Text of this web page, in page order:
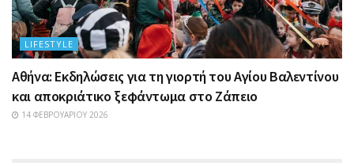
LIFESTYLE
Αθήνα: Εκδηλώσεις για τη γιορτή του Αγίου Βαλεντίνου
και αποκριάτικο ξεφάντωμα στο Ζάπειο
14 ΦΕΒΡΟΥΑΡΊΟΥ 2026